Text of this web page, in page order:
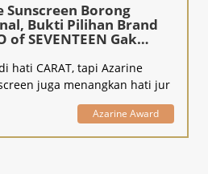
Borong
Bukti Pilihan Brand
SEVENTEEN Gak
hati CARAT, tapi Azarine
juga menangkan hati jur
Azarine Award